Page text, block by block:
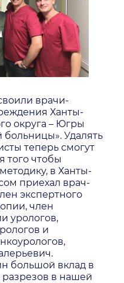
врачи-
Ханты-
округа – Югры
Удалять
теперь смогут
того чтобы
в Ханты-
приехал врач-
экспертного
член
урологов,
и
большой вклад в
в нашей